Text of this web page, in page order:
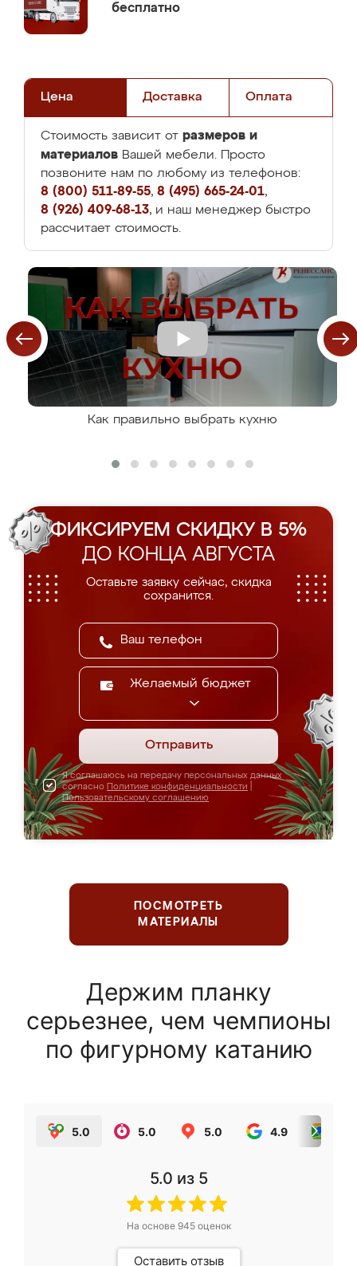
бесплатно
Цена Доставка Оплата
Стоимость зависит от размеров и
материалов Вашей мебели. Просто
позвоните нам по любому из телефонов:
8 (800) 511-89-55, 8 (495) 665-24-01,
8 (926) 409-68-13, и наш менеджер быстро
рассчитает стоимость.
Как правильно выбрать кухню
ФИКСИРУЕМ СКИДКУ В 5%
ДО КОНЦА АВГУСТА
Оставьте заявку сейчас, скидка
сохранится.
Желаемый бюджет
Отправить
Я соглашаюсь на передачу персональных данных
согласно Политике конфиденциальности
Пользовательскому соглашению
ПОСМОТРЕТЬ
МАТЕРИАЛЫ
Держим планку
серьезнее, чем чемпионы
по фигурному катанию
5.0 5.0 5.0 4.9
5.0 из 5
На основе 945оценок
Оставить отзыв